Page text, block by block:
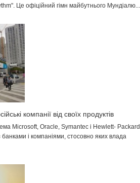
Це офіційний гімн майбутнього Мундіалю...
компанії від своїх продуктів
Microsoft, Oracle, Symantec і Hewlett- Packard
і компаніями, стосовно яких влада